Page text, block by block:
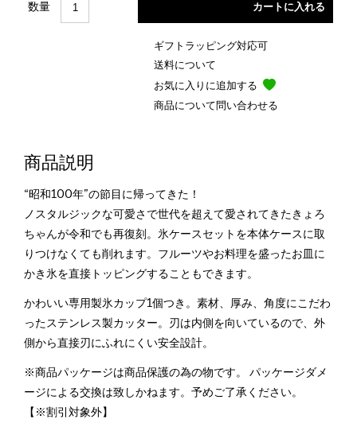
数量
ギフトラッピング対応可
送料について
お気に入りに追加する
商品について問い合わせる
商品説明
“昭和100年”の節目に帰ってきた！
ノスタルジックな可愛さで世代を超えて愛されてきたきょろ
ちゃんが令和でも再復刻。氷ケースセットを本体ケースに取
りつけなくても削れます。フルーツやお料理を盛ったお皿に
かき氷を直接トッピングすることもできます。
かわいい専用製氷カップ1個つき。素材、厚み、角度にこだわ
ったステンレス製カッター。刃は内側を向いているので、外
側から直接刃にふれにくい安全設計。
※商品パッケージは商品保護の為の物です。 パッケージダメ
ージによる交換は致しかねます。予めご了承ください。
【※割引対象外】